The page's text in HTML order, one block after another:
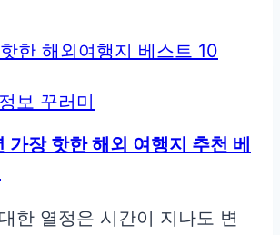
보 꾸러미
장 핫한 해외 여행지 추천 베
한 열정은 시간이 지나도 변